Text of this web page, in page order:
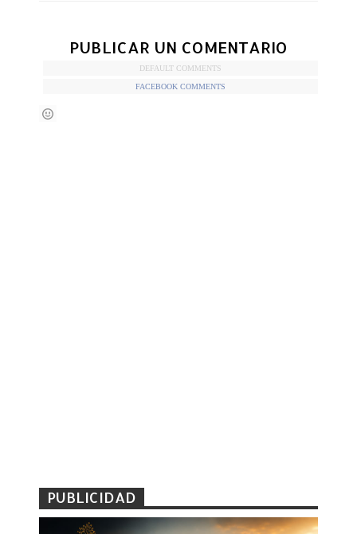
PUBLICAR UN COMENTARIO
DEFAULT COMMENTS
FACEBOOK COMMENTS
PUBLICIDAD